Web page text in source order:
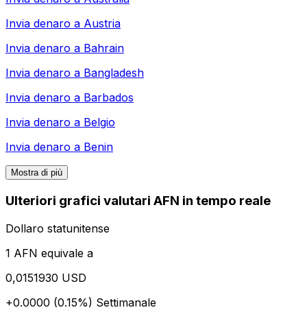
Invia denaro a Austria
Invia denaro a Bahrain
Invia denaro a Bangladesh
Invia denaro a Barbados
Invia denaro a Belgio
Invia denaro a Benin
Mostra di più
Ulteriori grafici valutari AFN in tempo reale
Dollaro statunitense
1 AFN equivale a
0,0151930 USD
+0.0000 (0.15%) Settimanale